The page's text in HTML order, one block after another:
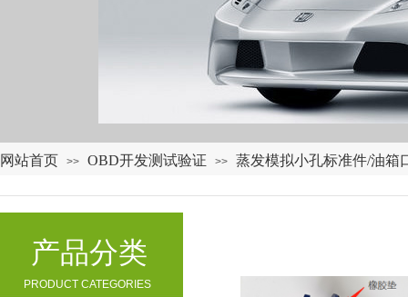
网站首页 >> OBD开发测试验证 >> 蒸发模拟小孔标准件/油箱
产品分类
PRODUCT CATEGORIES